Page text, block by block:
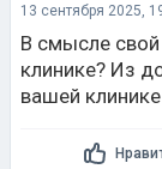
13 сентября 2025,
В смысле
клинике? Из
вашей